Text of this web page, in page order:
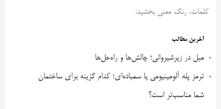
کلمات، رنگ معنی بخشید:
آخرین مطالب
مبل در زیرشیروانی؛ چالش‌ها و راه‌حل‌ها
ترمز پله آلومینیومی یا سمباده‌ای؛ کدام گزینه برای ساختمان
شما مناسب‌تر است؟